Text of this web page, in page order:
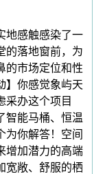
感触感染了一
的落地窗前，为
的市场定位和性
】你感觉象屿天
采办这个项目
智能马桶、恒温
为你解答！空间
增加潜力的高端
宽敞、舒服的栖